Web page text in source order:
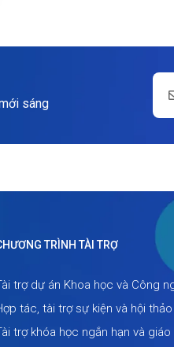
sáng
TRÌNH TÀI TRỢ
trợ dự án Khoa học và Công
tác, tài trợ sự kiện và hội thảo
trợ khóa học ngắn hạn và